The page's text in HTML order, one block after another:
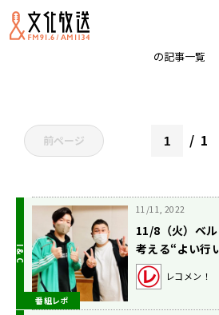
の記事一覧
前ページ 1
番組レポ
11/11, 2022
11/8（火）ベ
考える“よい行
レコメン！